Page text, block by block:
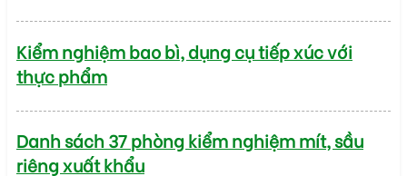
Kiểm nghiệm bao bì, dụng cụ tiếp xúc với
thực phẩm
Danh sách 37 phòng kiểm nghiệm mít, sầu
riêng xuất khẩu